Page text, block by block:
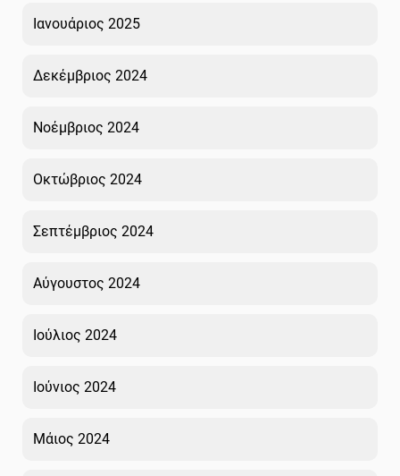
Ιανουάριος 2025
Δεκέμβριος 2024
Νοέμβριος 2024
Οκτώβριος 2024
Σεπτέμβριος 2024
Αύγουστος 2024
Ιούλιος 2024
Ιούνιος 2024
Μάιος 2024